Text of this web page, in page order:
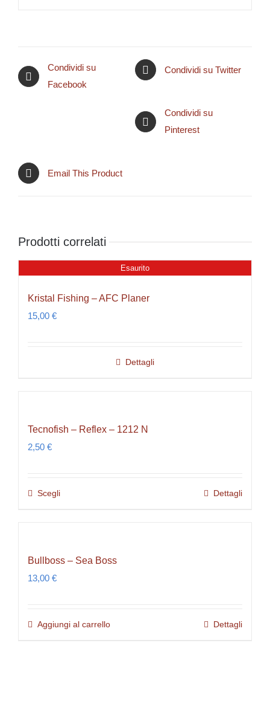
Condividi su
Facebook
Condividi su Twitter
Condividi su
Pinterest
Email This Product
Prodotti correlati
Esaurito
Kristal Fishing – AFC Planer
15,00 €
Dettagli
Tecnofish – Reflex – 1212 N
2,50 €
ScegliQuesto
varianti.
essere
Dettagli
Bullboss – Sea Boss
13,00 €
Aggiungi al carrello Dettagli